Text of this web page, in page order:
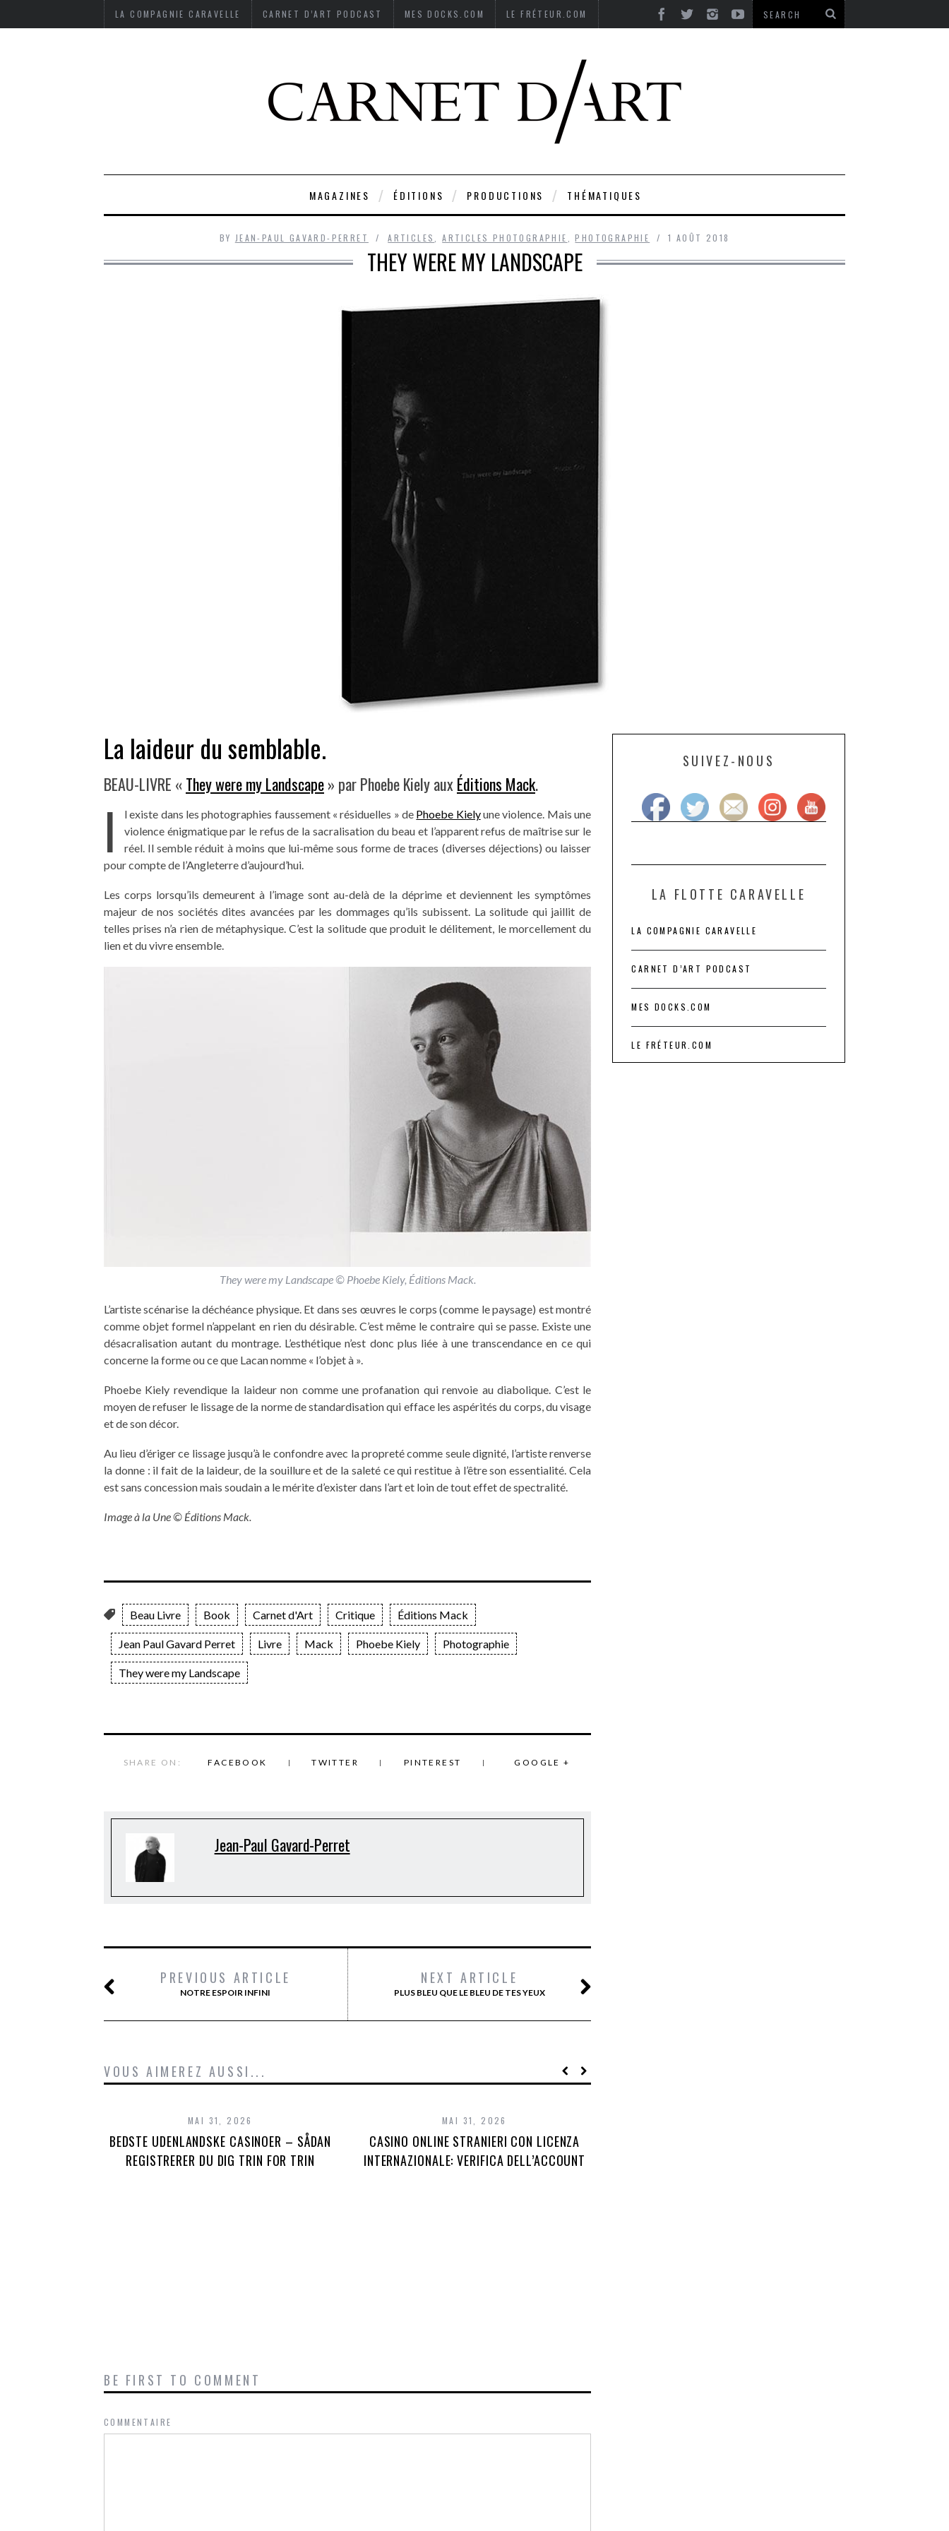
LA COMPAGNIE CARAVELLE CARNET D’ART PODCAST MES DOCKS.COM LE FRÉTEUR.COM
MAGAZINES ÉDITIONS PRODUCTIONS THÉMATIQUES
BY JEAN-PAUL GAVARD-PERRET ARTICLES ,ARTICLES PHOTOGRAPHIE ,PHOTOGRAPHIE 1 AOÛT 2018
THEY WERE MY LANDSCAPE
La laideur du semblable.
BEAU-LIVRE « They were my Landscape» par Phoebe Kiely auxÉditions Mack.
I l existe dans les photographies faussement « résiduelles » de Phoebe Kielyune violence. Mais une
violence énigmatique par le refus de la sacralisation du beau et l’apparent refus de maîtrise sur le
réel. Il semble réduit à moins que lui-même sous forme de traces (diverses déjections) ou laisser
pour compte de l’Angleterre d’aujourd’hui.
Les corps lorsqu’ils demeurent à l’image sont au-delà de la déprime et deviennent les symptômes
majeur de nos sociétés dites avancées par les dommages qu’ils subissent. La solitude qui jaillit de
telles prises n’a rien de métaphysique. C’est la solitude que produit le délitement, le morcellement du
lien et du vivre ensemble.
They were my Landscape © Phoebe Kiely, Éditions Mack.
L’artiste scénarise la déchéance physique. Et dans ses œuvres le corps (comme le paysage) est montré
comme objet formel n’appelant en rien du désirable. C’est même le contraire qui se passe. Existe une
désacralisation autant du montrage. L’esthétique n’est donc plus liée à une transcendance en ce qui
concerne la forme ou ce que Lacan nomme « l’objet à ».
Phoebe Kiely revendique la laideur non comme une profanation qui renvoie au diabolique. C’est le
moyen de refuser le lissage de la norme de standardisation qui efface les aspérités du corps, du visage
et de son décor.
Au lieu d’ériger ce lissage jusqu’à le confondre avec la propreté comme seule dignité, l’artiste renverse
la donne : il fait de la laideur, de la souillure et de la saleté ce qui restitue à l’être son essentialité. Cela
est sans concession mais soudain a le mérite d’exister dans l’art et loin de tout effet de spectralité.
Image à la Une © Éditions Mack.
Beau Livre Book Carnet d'Art Critique Éditions Mack
Jean Paul Gavard Perret Livre Mack Phoebe Kiely Photographie
They were my Landscape
SHARE ON: FACEBOOK TWITTER PINTEREST GOOGLE +
Jean-Paul Gavard-Perret
PREVIOUS ARTICLE
NOTRE ESPOIR INFINI
NEXT ARTICLE
PLUS BLEU QUE LE BLEU DE TES YEUX
VOUS AIMEREZ AUSSI...
MAI 31, 2026
BEDSTE UDENLANDSKE CASINOER – SÅDAN
REGISTRERER DU DIG TRIN FOR TRIN
MAI 31, 2026
CASINO ONLINE STRANIERI CON LICENZA
INTERNAZIONALE: VERIFICA DELL’ACCOUNT
BE FIRST TO COMMENT
COMMENTAIRE
SUIVEZ-NOUS
LA FLOTTE CARAVELLE
LA COMPAGNIE CARAVELLE
CARNET D’ART PODCAST
MES DOCKS.COM
LE FRÉTEUR.COM